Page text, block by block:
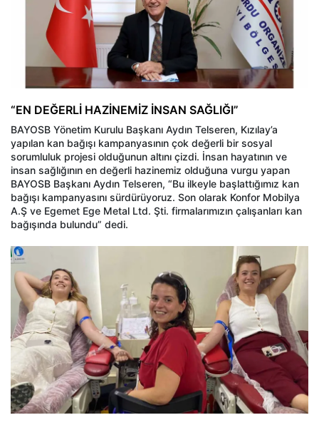
“EN DEĞERLİ HAZİNEMİZ İNSAN SAĞLIĞI”
BAYOSB Yönetim Kurulu Başkanı Aydın Telseren, Kızılay’a
yapılan kan bağışı kampanyasının çok değerli bir sosyal
sorumluluk projesi olduğunun altını çizdi. İnsan hayatının ve
insan sağlığının en değerli hazinemiz olduğuna vurgu yapan
BAYOSB Başkanı Aydın Telseren, “Bu ilkeyle başlattığımız kan
bağışı kampanyasını sürdürüyoruz. Son olarak Konfor Mobilya
A.Ş ve Egemet Ege Metal Ltd. Şti. firmalarımızın çalışanları kan
bağışında bulundu” dedi.